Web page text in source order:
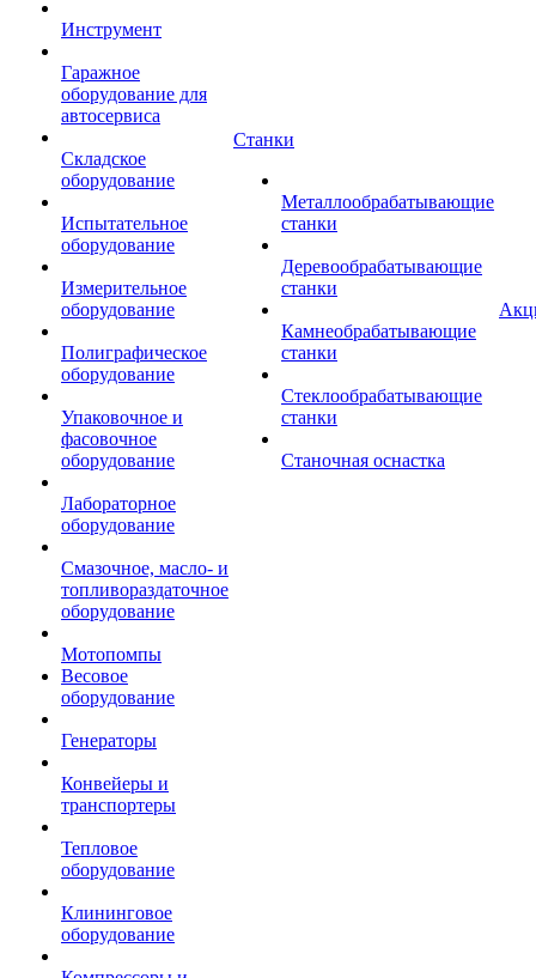
Инструмент
Гаражное
оборудование для
автосервиса
Складское
оборудование
Испытательное
оборудование
Измерительное
оборудование
Полиграфическое
оборудование
Упаковочное и
фасовочное
оборудование
Лабораторное
оборудование
Смазочное, масло- и
топливораздаточное
оборудование
Мотопомпы
Весовое
оборудование
Генераторы
Конвейеры и
транспортеры
Тепловое
оборудование
Клининговое
оборудование
Станки
Металлообрабатывающие
станки
Деревообрабатывающие
станки
Камнеобрабатывающие
станки
Стеклообрабатывающие
станки
Станочная оснастка